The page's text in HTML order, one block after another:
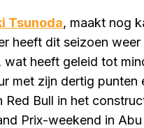
Tsunoda, maakt nog
heeft dit seizoen
heeft geleid tot
met zijn dertig punten
Bull in het
Prix-weekend in